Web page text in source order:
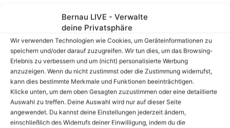
Bernau LIVE - Verwalte
deine Privatsphäre
Wir verwenden Technologien wie Cookies, um Geräteinformationen zu
speichern und/oder darauf zuzugreifen. Wir tun dies, um das Browsing-
Erlebnis zu verbessern und um (nicht) personalisierte Werbung
anzuzeigen. Wenn du nicht zustimmst oder die Zustimmung widerrufst,
kann dies bestimmte Merkmale und Funktionen beeinträchtigen.
Klicke unten, um dem oben Gesagten zuzustimmen oder eine detaillierte
Auswahl zu treffen. Deine Auswahl wird nur auf dieser Seite
angewendet. Du kannst deine Einstellungen jederzeit ändern,
einschließlich des Widerrufs deiner Einwilligung, indem du die
Volltextsuche
Suchen
nach:
14 ℃